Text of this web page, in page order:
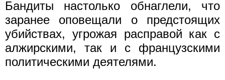
Бандиты настолько обнаглели, что
заранее оповещали о предстоящих
убийствах, угрожая расправой как с
алжирскими, так и с французскими
политическими деятелями.